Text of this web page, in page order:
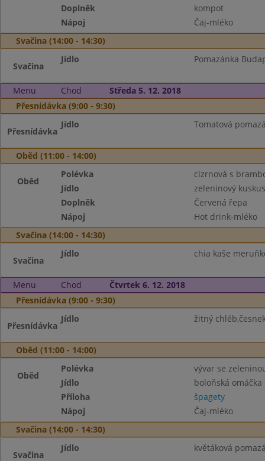
Doplněk
kompot
Nápoj
Čaj-mléko
Svačina (14:00 - 14:30)
Svačina
Jídlo Pomazánka
Menu Chod
Středa 5. 12. 2018
Přesnídávka (9:00 - 9:30)
Přesnídávka
Jídlo Tomatová
Oběd (11:00 - 14:00)
Oběd
Polévka
cizrnová s
Jídlo
zeleninový
Doplněk
Červená řepa
Nápoj
Hot drink-mléko
Svačina (14:00 - 14:30)
Svačina
Jídlo chia kaše
Menu Chod
Čtvrtek 6. 12. 2018
Přesnídávka (9:00 - 9:30)
Přesnídávka
Jídlo žitný
Oběd (11:00 - 14:00)
Oběd
Polévka
vývar se
Jídlo
boloňská
Příloha
špagety
Nápoj
Čaj-mléko
Svačina (14:00 - 14:30)
Svačina
Jídlo květáková